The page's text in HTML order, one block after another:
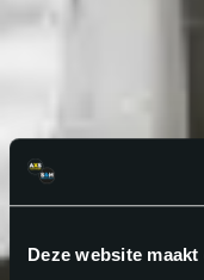
Deze website